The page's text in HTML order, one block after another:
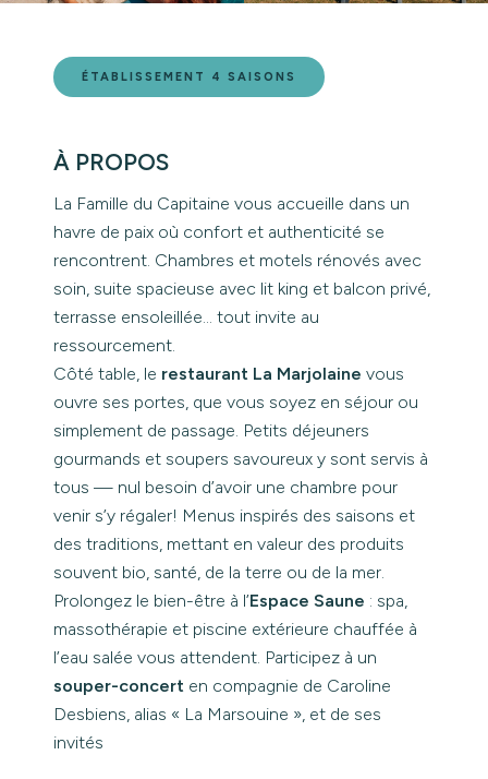
ÉTABLISSEMENT 4 SAISONS
À PROPOS
La Famille du Capitaine vous accueille dans un
havre de paix où confort et authenticité se
rencontrent. Chambres et motels rénovés avec
soin, suite spacieuse avec lit king et balcon privé,
terrasse ensoleillée… tout invite au
ressourcement.
Côté table, le restaurant La Marjolaine vous
ouvre ses portes, que vous soyez en séjour ou
simplement de passage. Petits déjeuners
gourmands et soupers savoureux y sont servis à
tous — nul besoin d’avoir une chambre pour
venir s’y régaler! Menus inspirés des saisons et
des traditions, mettant en valeur des produits
souvent bio, santé, de la terre ou de la mer.
Prolongez le bien-être à l’Espace Saune : spa,
massothérapie et piscine extérieure chauffée à
l’eau salée vous attendent. Participez à un
souper-concert en compagnie de Caroline
Desbiens, alias « La Marsouine », et de ses
invités